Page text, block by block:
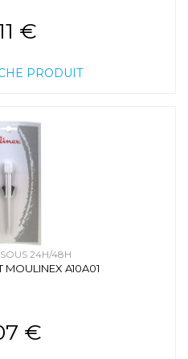
€
PRODUIT
24H/48H
MOULINEX A10A01
€